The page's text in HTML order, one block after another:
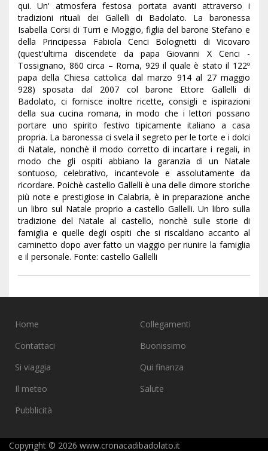
qui. Un' atmosfera festosa portata avanti attraverso i
tradizioni rituali dei Gallelli di Badolato. La baronessa
Isabella Corsi di Turri e Moggio, figlia del barone Stefano e
della Principessa Fabiola Cenci Bolognetti di Vicovaro
(quest'ultima discendete da papa Giovanni X Cenci -
Tossignano, 860 circa – Roma, 929 il quale è stato il 122º
papa della Chiesa cattolica dal marzo 914 al 27 maggio
928) sposata dal 2007 col barone Ettore Gallelli di
Badolato, ci fornisce inoltre ricette, consigli e ispirazioni
della sua cucina romana, in modo che i lettori possano
portare uno spirito festivo tipicamente italiano a casa
propria. La baronessa ci svela il segreto per le torte e i dolci
di Natale, nonchè il modo corretto di incartare i regali, in
modo che gli ospiti abbiano la garanzia di un Natale
sontuoso, celebrativo, incantevole e assolutamente da
ricordare. Poichè castello Gallelli è una delle dimore storiche
più note e prestigiose in Calabria, è in preparazione anche
un libro sul Natale proprio a castello Gallelli. Un libro sulla
tradizione del Natale al castello, nonchè sulle storie di
famiglia e quelle degli ospiti che si riscaldano accanto al
caminetto dopo aver fatto un viaggio per riunire la famiglia
e il personale. Fonte: castello Gallelli
Home
Collegamenti
Contattaci
Buonissimo
Si viaggia
Qui finanza
Il meteo
Salute
Pubblicità
Copyright © 2026 www.cronacadibadolato.it